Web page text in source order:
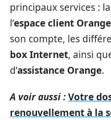
principaux services : la
l’espace client Orange
son compte, les
box Internet, ainsi
d’assistance Orange.
A voir aussi :Votre
renouvellement à la